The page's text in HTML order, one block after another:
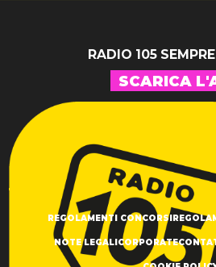
RADIO 105
SCARICA
REGOLAMENTI CONCORSI
NOTE LEGALI CORPORATE